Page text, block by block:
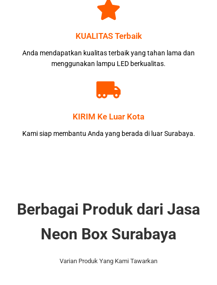
KUALITAS Terbaik
Anda mendapatkan kualitas terbaik yang tahan lama dan
menggunakan lampu LED berkualitas.
KIRIM Ke Luar Kota
Kami siap membantu Anda yang berada di luar Surabaya.
Berbagai Produk dari Jasa
Neon Box Surabaya
Varian Produk Yang Kami Tawarkan